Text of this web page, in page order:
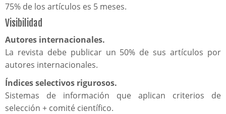
75% de los artículos es 5 meses.
Visibilidad
Autores internacionales.
La revista debe publicar un 50% de sus artículos por
autores internacionales.
Índices selectivos rigurosos.
Sistemas de información que aplican criterios de
selección + comité científico.